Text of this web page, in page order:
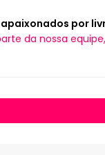
por
da nossa